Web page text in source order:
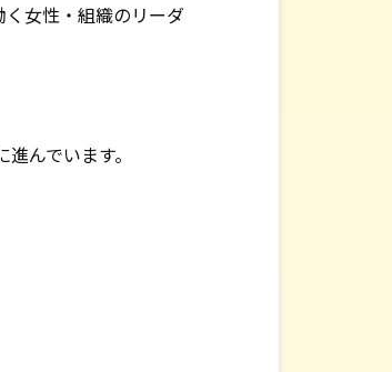
女性・組織のリーダ
んでいます。